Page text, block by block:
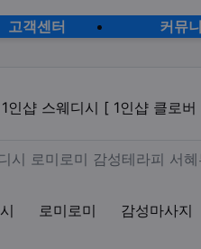
고객센터 커뮤
[ 1인샵 클로
인샵 스웨디시 [ 1인샵 클로버
클로버 ]
로미로미 감성테라피 서
로미로미 감성마사지